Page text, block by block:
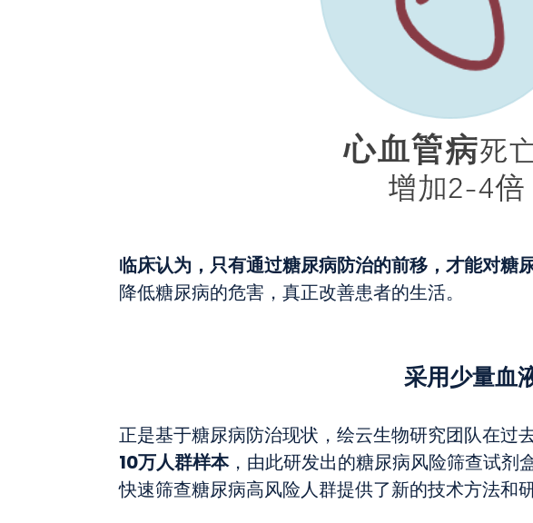
临床认为，只有通过糖尿病防治的前移，才能对
降低糖尿病的危害，真正改善患者的生活。
采用少量血
正是基于糖尿病防治现状，绘云生物研究团队在过
10万人群样本，由此研发出的糖尿病风险筛查试剂
快速筛查糖尿病高风险人群提供了新的技术方法和